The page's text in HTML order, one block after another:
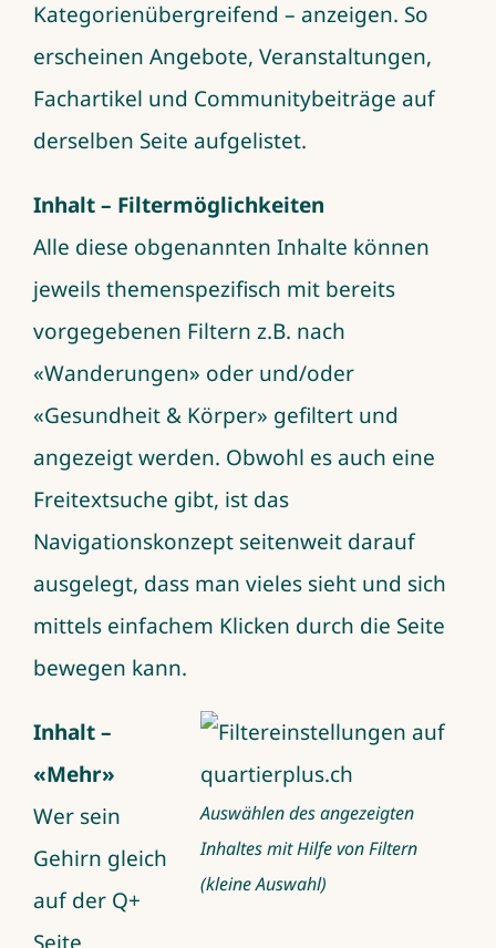
Kategorienübergreifend – anzeigen. So
erscheinen Angebote, Veranstaltungen,
Fachartikel und Communitybeiträge auf
derselben Seite aufgelistet.
Inhalt – Filtermöglichkeiten
Alle diese obgenannten Inhalte können
jeweils themenspezifisch mit bereits
vorgegebenen Filtern z.B. nach
«Wanderungen» oder und/oder
«Gesundheit & Körper» gefiltert und
angezeigt werden. Obwohl es auch eine
Freitextsuche gibt, ist das
Navigationskonzept seitenweit darauf
ausgelegt, dass man vieles sieht und sich
mittels einfachem Klicken durch die Seite
bewegen kann.
Auswählen des angezeigten
Inhaltes mit Hilfe von Filtern
(kleine Auswahl)
Inhalt –
«Mehr»
Wer sein
Gehirn gleich
auf der Q+